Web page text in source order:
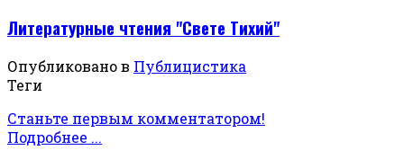
Литературные чтения "Свете Тихий"
Опубликовано в Публицистика
Теги
Станьте первым комментатором!
Подробнее ...